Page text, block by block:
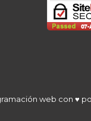
web con ♥